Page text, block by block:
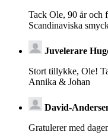
Tack Ole, 90 år och
Scandinaviska
Juvelerare
Stort tillykke, Ole!
Annika & Johan
David-
Gratulerer med